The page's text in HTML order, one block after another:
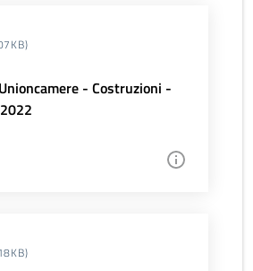
- Costruzioni -